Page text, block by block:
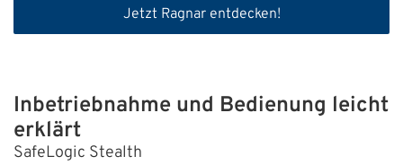
Jetzt Ragnar entdecken!
Inbetriebnahme und Bedienung leicht
erklärt
SafeLogic Stealth